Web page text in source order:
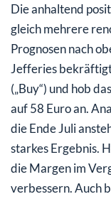
Die anhaltend
gleich mehrere
Prognosen nach
Jefferies
(„Buy“) und hob
auf 58 Euro an.
die Ende Juli
starkes Ergebnis.
die Margen im
verbessern. Auch